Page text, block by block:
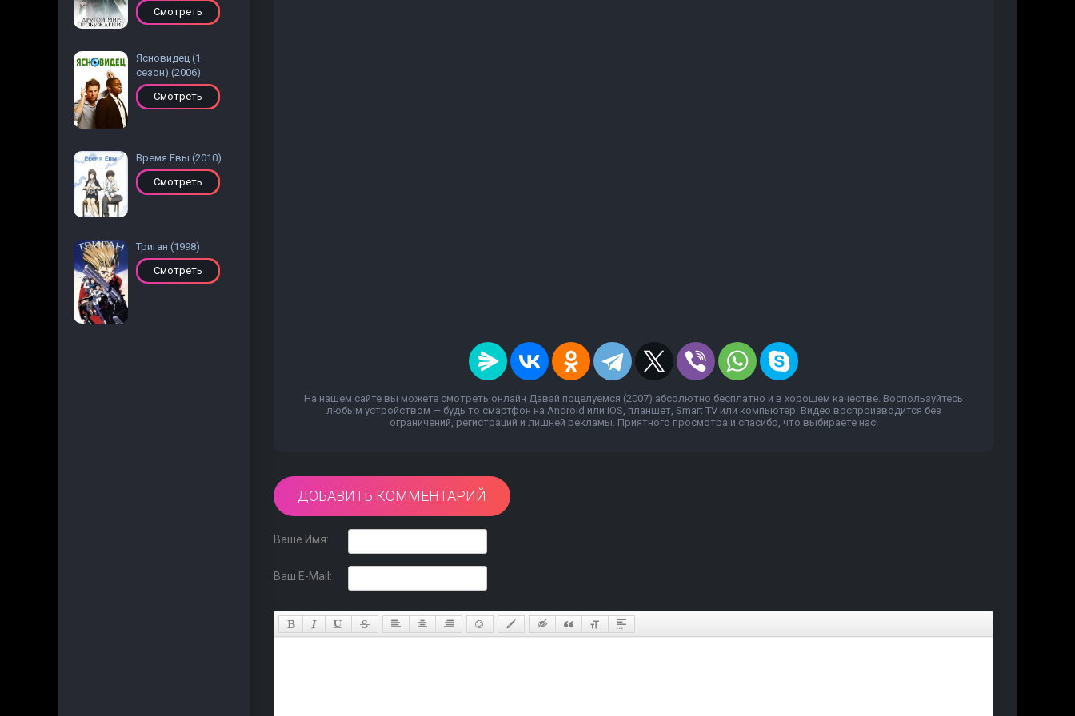
Смотреть
Ясновидец (1
сезон) (2006)
Смотреть
Время Евы (2010)
Смотреть
Триган (1998)
Смотреть
На нашем сайте вы можете смотреть онлайн Давай поцелуемся (2007) абсолютно бесплатно и в хорошем качестве. Воспользуйтесь
любым устройством — будь то смартфон на Android или iOS, планшет, Smart TV или компьютер. Видео воспроизводится без
ограничений, регистраций и лишней рекламы. Приятного просмотра и спасибо, что выбираете нас!
ДОБАВИТЬ КОММЕНТАРИЙ
Ваше Имя:
Ваш E-Mail: